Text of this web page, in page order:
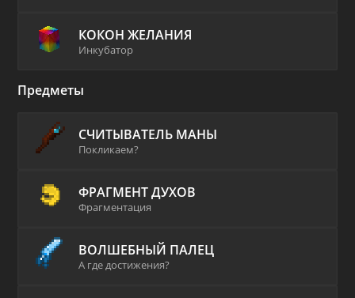
КОКОН ЖЕЛАНИЯ
Инкубатор
Предметы
СЧИТЫВАТЕЛЬ МАНЫ
Покликаем?
ФРАГМЕНТ ДУХОВ
Фрагментация
ВОЛШЕБНЫЙ ПАЛЕЦ
А где достижения?